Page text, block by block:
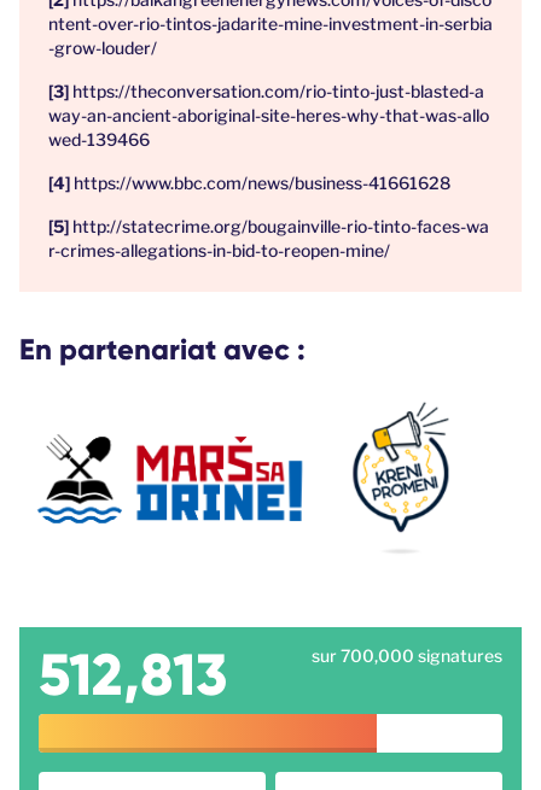
ntent-over-rio-tintos-jadarite-mine-investment-in-serbia
-grow-louder/
https://theconversation.com/rio-tinto-just-blasted-a
way-an-ancient-aboriginal-site-heres-why-that-was-allo
wed-139466
https://www.bbc.com/news/business-41661628
http://statecrime.org/bougainville-rio-tinto-faces-wa
r-crimes-allegations-in-bid-to-reopen-mine/
En partenariat avec :
512,813 sur 700,000 signatures